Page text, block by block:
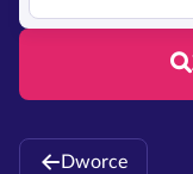
Dworce